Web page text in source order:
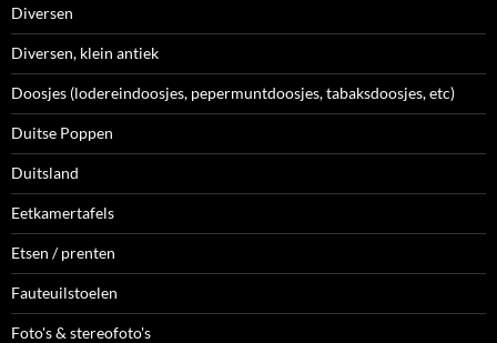
Diversen
Diversen, klein antiek
Doosjes (lodereindoosjes, pepermuntdoosjes, tabaksdoosjes, etc)
Duitse Poppen
Duitsland
Eetkamertafels
Etsen / prenten
Fauteuilstoelen
Foto's & stereofoto's